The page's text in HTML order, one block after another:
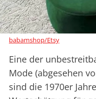
babamshop/Etsy
Eine der
Mode (abgesehen
sind die 1970er